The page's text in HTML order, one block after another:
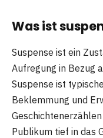
Was ist
Suspense ist ein
Aufregung in Bezug
Suspense ist
Beklemmung und
Publikum tief in das